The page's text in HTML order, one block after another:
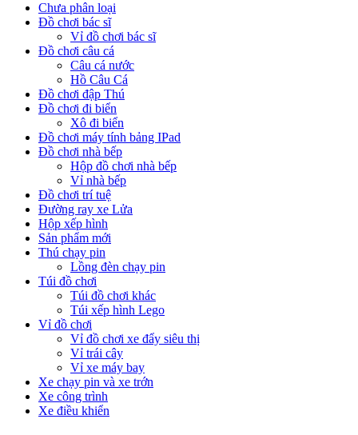
Chưa phân loại
Đồ chơi bác sĩ
Vỉ đồ chơi bác sĩ
Đồ chơi câu cá
Câu cá nước
Hồ Câu Cá
Đồ chơi đập Thú
Đồ chơi đi biển
Xô đi biển
Đồ chơi máy tính bảng IPad
Đồ chơi nhà bếp
Hộp đồ chơi nhà bếp
Vỉ nhà bếp
Đồ chơi trí tuệ
Đường ray xe Lửa
Hộp xếp hình
Sản phẩm mới
Thú chạy pin
Lồng đèn chạy pin
Túi đồ chơi
Túi đồ chơi khác
Túi xếp hình Lego
Vỉ đồ chơi
Vỉ đồ chơi xe đẩy siêu thị
Vỉ trái cây
Vỉ xe máy bay
Xe chạy pin và xe trớn
Xe công trình
Xe điều khiển